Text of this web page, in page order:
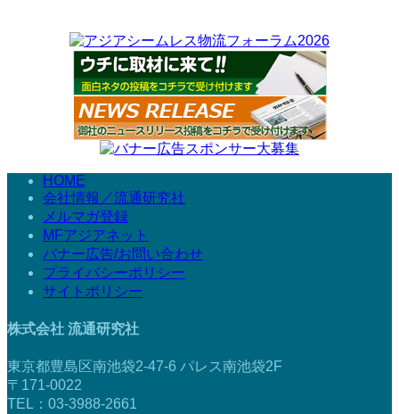
HOME
会社情報／流通研究社
メルマガ登録
MFアジアネット
バナー広告/お問い合わせ
プライバシーポリシー
サイトポリシー
株式会社 流通研究社
東京都豊島区南池袋2-47-6 パレス南池袋2F
〒171-0022
TEL：03-3988-2661